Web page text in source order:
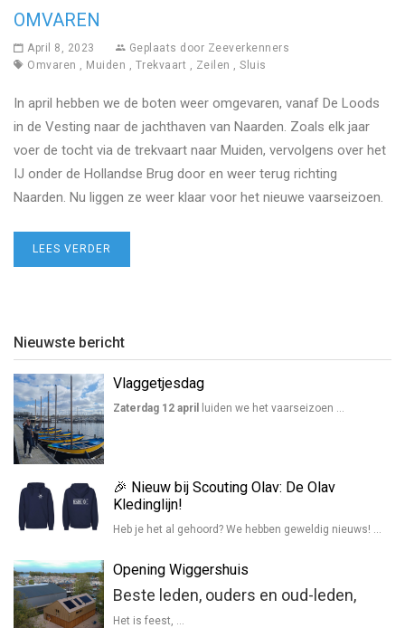
OMVAREN
April 8, 2023 Geplaats door Zeeverkenners
Omvaren , Muiden , Trekvaart , Zeilen , Sluis
In april hebben we de boten weer omgevaren, vanaf De Loods
in de Vesting naar de jachthaven van Naarden. Zoals elk jaar
voer de tocht via de trekvaart naar Muiden, vervolgens over het
IJ onder de Hollandse Brug door en weer terug richting
Naarden. Nu liggen ze weer klaar voor het nieuwe vaarseizoen.
LEES VERDER
Nieuwste bericht
Vlaggetjesdag
Zaterdag 12 april luiden we het vaarseizoen …
🎉 Nieuw bij Scouting Olav: De Olav
Kledinglijn!
Heb je het al gehoord? We hebben geweldig nieuws! …
Opening Wiggershuis
Beste leden, ouders en oud-leden,
Het is feest, …